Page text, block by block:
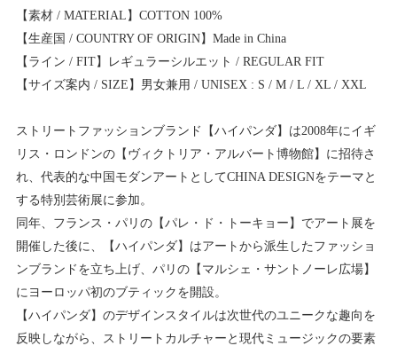
【素材 / MATERIAL】COTTON 100%
【生産国 / COUNTRY OF ORIGIN】Made in China
【ライン / FIT】レギュラーシルエット / REGULAR FIT
【サイズ案内 / SIZE】男女兼用 / UNISEX : S / M / L / XL / XXL
ストリートファッションブランド【ハイパンダ】は2008年にイギ
リス・ロンドンの【ヴィクトリア・アルバート博物館】に招待さ
れ、代表的な中国モダンアートとしてCHINA DESIGNをテーマと
する特別芸術展に参加。
同年、フランス・パリの【パレ・ド・トーキョー】でアート展を
開催した後に、【ハイパンダ】はアートから派生したファッショ
ンブランドを立ち上げ、パリの【マルシェ・サントノーレ広場】
にヨーロッパ初のブティックを開設。
【ハイパンダ】のデザインスタイルは次世代のユニークな趣向を
反映しながら、ストリートカルチャーと現代ミュージックの要素